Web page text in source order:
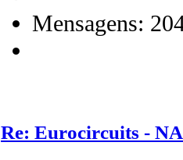
Mensagens:
Re: Eurocircuits -